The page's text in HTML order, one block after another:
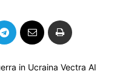
in Ucraina Vectra AI